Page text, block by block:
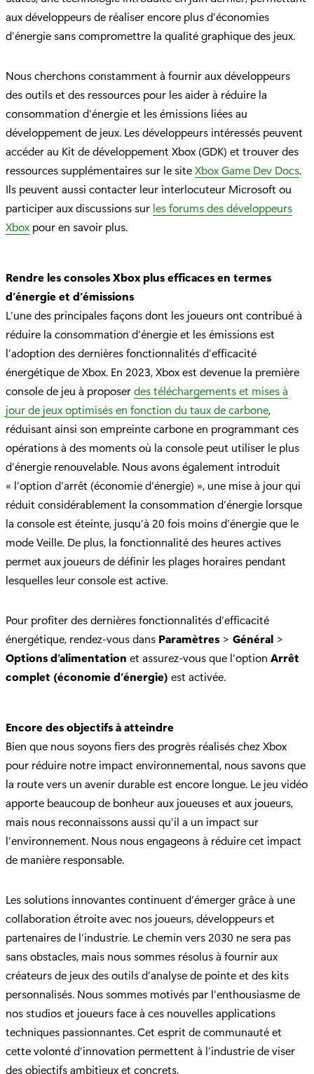
aux développeurs de réaliser encore plus d’économies
d’énergie sans compromettre la qualité graphique des jeux.
Nous cherchons constamment à fournir aux développeurs
des outils et des ressources pour les aider à réduire la
consommation d’énergie et les émissions liées au
développement de jeux. Les développeurs intéressés peuvent
accéder au Kit de développement Xbox (GDK) et trouver des
ressources supplémentaires sur le siteXbox Game Dev Docs.
Ils peuvent aussi contacter leur interlocuteur Microsoft ou
participer aux discussions sur les forums des développeurs
Xbox pour en savoir plus.
Rendre les consoles Xbox plus efficaces en termes
d’énergie et d’émissions
L’une des principales façons dont les joueurs ont contribué à
réduire la consommation d’énergie et les émissions est
l’adoption des dernières fonctionnalités d’efficacité
énergétique de Xbox. En 2023, Xbox est devenue la première
console de jeu à proposerdes téléchargements et mises à
jour de jeux optimisés en fonction du taux de carbone,
réduisant ainsi son empreinte carbone en programmant ces
opérations à des moments où la console peut utiliser le plus
d’énergie renouvelable. Nous avons également introduit
« l'option d’arrêt (économie d’énergie) », une mise à jour qui
réduit considérablement la consommation d’énergie lorsque
la console est éteinte, jusqu’à 20 fois moins d’énergie que le
mode Veille. De plus, la fonctionnalité des heures actives
permet aux joueurs de définir les plages horaires pendant
lesquelles leur console est active.
Pour profiter des dernières fonctionnalités d’efficacité
énergétique, rendez-vous dans Paramètres > Général >
Options d’alimentation et assurez-vous que l’option Arrêt
complet (économie d’énergie) est activée.
Encore des objectifs à atteindre
Bien que nous soyons fiers des progrès réalisés chez Xbox
pour réduire notre impact environnemental, nous savons que
la route vers un avenir durable est encore longue. Le jeu vidéo
apporte beaucoup de bonheur aux joueuses et aux joueurs,
mais nous reconnaissons aussi qu'il a un impact sur
l’environnement. Nous nous engageons à réduire cet impact
de manière responsable.
Les solutions innovantes continuent d’émerger grâce à une
collaboration étroite avec nos joueurs, développeurs et
partenaires de l’industrie. Le chemin vers 2030 ne sera pas
sans obstacles, mais nous sommes résolus à fournir aux
créateurs de jeux des outils d’analyse de pointe et des kits
personnalisés. Nous sommes motivés par l’enthousiasme de
nos studios et joueurs face à ces nouvelles applications
techniques passionnantes. Cet esprit de communauté et
cette volonté d’innovation permettent à l’industrie de viser
des objectifs ambitieux et concrets.